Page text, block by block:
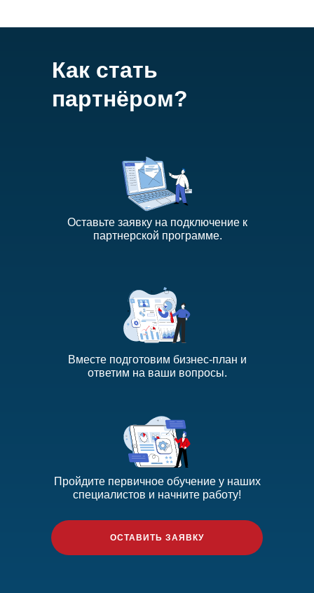
Как стать
партнёром?
Оставьте заявку на подключение к
партнерской программе.
Вместе подготовим бизнес-план и
ответим на ваши вопросы.
ОСТАВИТЬ ЗАЯВКУ
Пройдите первичное обучение у наших
специалистов и начните работу!